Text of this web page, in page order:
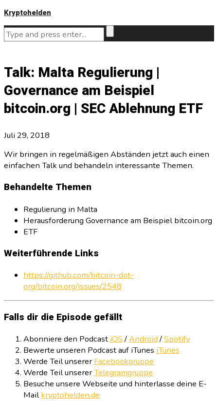
Kryptohelden
Talk: Malta Regulierung |
Governance am Beispiel
bitcoin.org | SEC Ablehnung ETF
Juli 29, 2018
Wir bringen in regelmäßigen Abständen jetzt auch einen
einfachen Talk und behandeln interessante Themen.
Behandelte Themen
Regulierung in Malta
Herausforderung Governance am Beispiel bitcoin.org
ETF
Weiterführende Links
https://github.com/bitcoin-dot-
org/bitcoin.org/issues/2548
Falls dir die Episode gefällt
Abonniere den Podcast iOS/Android/Spotify
Bewerte unseren Podcast auf iTunes iTunes
Werde Teil unsererFacebookgruppe
Werde Teil unsererTelegramgruppe
Besuche unsere Webseite und hinterlasse deine E-
Mailkryptohelden.de